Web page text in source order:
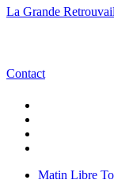
La Grande
Contact
Matin Libre